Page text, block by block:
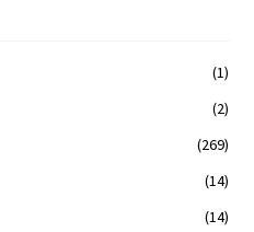
(1)
(2)
(269)
(14)
(14)